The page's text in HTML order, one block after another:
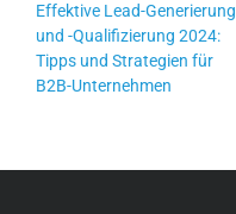
Effektive Lead-Generierung
und -Qualifizierung 2024:
Tipps und Strategien für
B2B-Unternehmen